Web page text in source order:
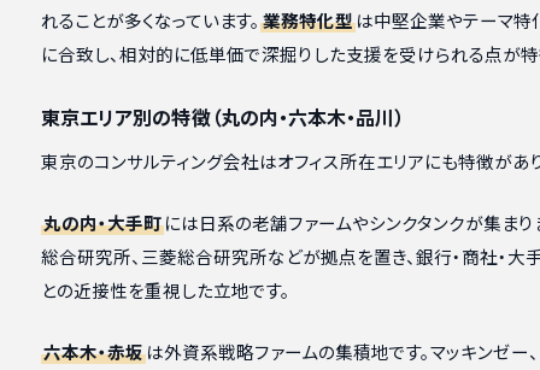
れることが多くなっています。 業務特化型は中堅企業やテーマ特
に合致し、相対的に低単価で深掘りした支援を受けられる点が特
東京エリア別の特徴（丸の内・六本木・品川）
東京のコンサルティング会社はオフィス所在エリアにも特徴があ
丸の内・大手町には日系の老舗ファームやシンクタンクが集まり
総合研究所、三菱総合研究所などが拠点を置き、銀行・商社・大
との近接性を重視した立地です。
六本木・赤坂は外資系戦略ファームの集積地です。マッキンゼー、